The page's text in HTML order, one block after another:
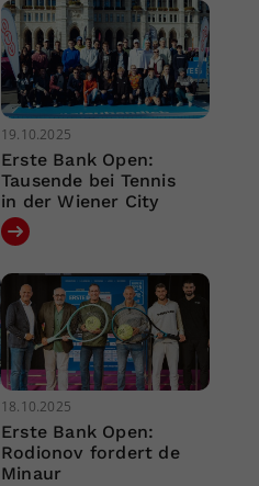
19.10.2025
Erste Bank Open:
Tausende bei Tennis
in der Wiener City
18.10.2025
Erste Bank Open:
Rodionov fordert de
Minaur